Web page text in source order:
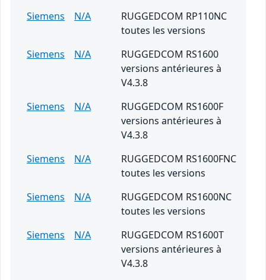
Siemens
N/A
RUGGEDCOM RP110NC
toutes les versions
Siemens
N/A
RUGGEDCOM RS1600
versions antérieures à
V4.3.8
Siemens
N/A
RUGGEDCOM RS1600F
versions antérieures à
V4.3.8
Siemens
N/A
RUGGEDCOM RS1600FNC
toutes les versions
Siemens
N/A
RUGGEDCOM RS1600NC
toutes les versions
Siemens
N/A
RUGGEDCOM RS1600T
versions antérieures à
V4.3.8